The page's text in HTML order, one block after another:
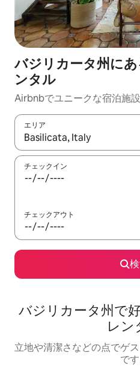
バジリカータ州に
ンタル
Airbnbでユニークな宿泊施
エリア
検索結果が表示されたら、上
チェックイン
チェックアウト
バジリカータ州で
レン
立地や清潔さなどの点でゲ
です